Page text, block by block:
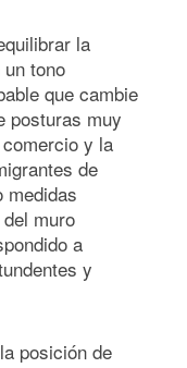
la
tono
que cambie
posturas muy
y la
de
medidas
muro
a
y
posición de